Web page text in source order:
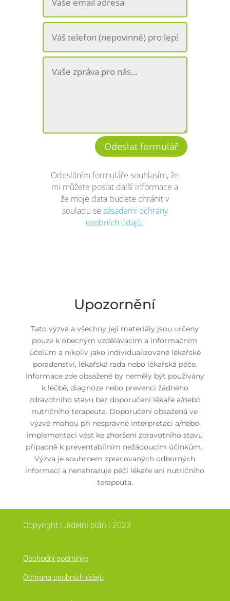
Odeslat formulář
Odesláním formuláře souhlasím, že
mi můžete poslat další informace a
že moje data budete chránit v
souladu se zásadami ochrany
osobních údajů.
Upozornění
Tato výzva a všechny její materiály jsou určeny
pouze k obecným vzdělávacím a informačním
účelům a nikoliv jako individualizované lékařské
poradenství, lékařská rada nebo lékařská péče.
Informace zde obsažené by neměly být používány
k léčbě, diagnóze nebo prevenci žádného
zdravotního stavu bez doporučení lékaře a/nebo
nutričního terapeuta. Doporučení obsažená ve
výzvě mohou při nesprávné interpretaci a/nebo
implementaci vést ke zhoršení zdravotního stavu
případně k preventabilním nežádoucím účinkům.
Výzva je souhrnem zpracovaných odborných
informací a nenahrazuje péči lékaře ani nutričního
terapeuta.
Copyright | Jídelní plán | 2023
Obchodní podmínky
Ochrana osobních údajů